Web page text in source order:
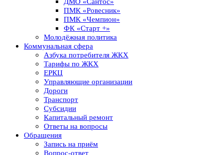
ДМО «Сантос»
ПМК «Ровесник»
ПМК «Чемпион»
ФК «Старт +»
Молодёжная политика
Коммунальная сфера
Азбука потребителя ЖКХ
Тарифы по ЖКХ
ЕРКЦ
Управляющие организации
Дороги
Транспорт
Субсидии
Капитальный ремонт
Ответы на вопросы
Обращения
Запись на приём
Вопрос-ответ